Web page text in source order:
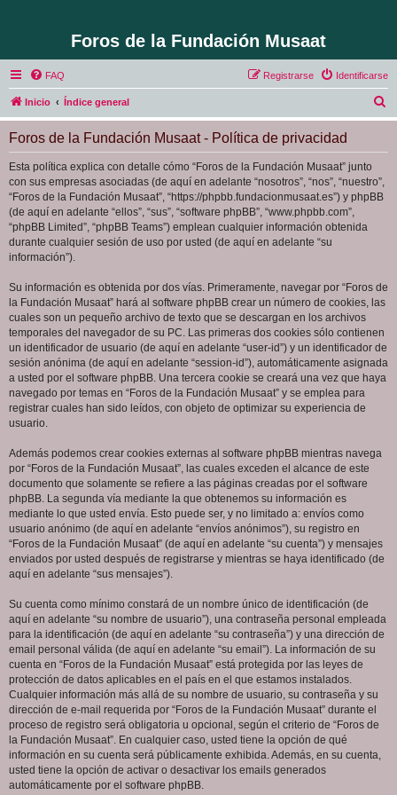
Foros de la Fundación Musaat
FAQ Identificarse
Registrarse
Inicio Índice general
u
Foros de la Fundación Musaat - Política de privacidad
Esta política explica con detalle cómo “Foros de la Fundación Musaat” junto
con sus empresas asociadas (de aquí en adelante “nosotros”, “nos”, “nuestro”,
“Foros de la Fundación Musaat”, “https://phpbb.fundacionmusaat.es”) y phpBB
(de aquí en adelante “ellos”, “sus”, “software phpBB”, “www.phpbb.com”,
“phpBB Limited”, “phpBB Teams”) emplean cualquier información obtenida
durante cualquier sesión de uso por usted (de aquí en adelante “su
información”).
Su información es obtenida por dos vías. Primeramente, navegar por “Foros de
la Fundación Musaat” hará al software phpBB crear un número de cookies, las
cuales son un pequeño archivo de texto que se descargan en los archivos
temporales del navegador de su PC. Las primeras dos cookies sólo contienen
un identificador de usuario (de aquí en adelante “user-id”) y un identificador de
sesión anónima (de aquí en adelante “session-id”), automáticamente asignada
a usted por el software phpBB. Una tercera cookie se creará una vez que haya
navegado por temas en “Foros de la Fundación Musaat” y se emplea para
registrar cuales han sido leídos, con objeto de optimizar su experiencia de
usuario.
Además podemos crear cookies externas al software phpBB mientras navega
por “Foros de la Fundación Musaat”, las cuales exceden el alcance de este
documento que solamente se refiere a las páginas creadas por el software
phpBB. La segunda vía mediante la que obtenemos su información es
mediante lo que usted envía. Esto puede ser, y no limitado a: envíos como
usuario anónimo (de aquí en adelante “envíos anónimos”), su registro en
“Foros de la Fundación Musaat” (de aquí en adelante “su cuenta”) y mensajes
enviados por usted después de registrarse y mientras se haya identificado (de
aquí en adelante “sus mensajes”).
Su cuenta como mínimo constará de un nombre único de identificación (de
aquí en adelante “su nombre de usuario”), una contraseña personal empleada
para la identificación (de aquí en adelante “su contraseña”) y una dirección de
email personal válida (de aquí en adelante “su email”). La información de su
cuenta en “Foros de la Fundación Musaat” está protegida por las leyes de
protección de datos aplicables en el país en el que estamos instalados.
Cualquier información más allá de su nombre de usuario, su contraseña y su
dirección de e-mail requerida por “Foros de la Fundación Musaat” durante el
proceso de registro será obligatoria u opcional, según el criterio de “Foros de
la Fundación Musaat”. En cualquier caso, usted tiene la opción de qué
información en su cuenta será públicamente exhibida. Además, en su cuenta,
usted tiene la opción de activar o desactivar los emails generados
automáticamente por el software phpBB.